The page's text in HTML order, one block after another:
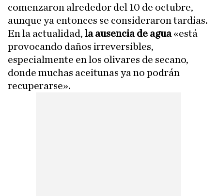
comenzaron alrededor del 10 de octubre,
aunque ya entonces se consideraron tardías.
En la actualidad, la ausencia de agua«está
provocando daños irreversibles,
especialmente en los olivares de secano,
donde muchas aceitunas ya no podrán
recuperarse».